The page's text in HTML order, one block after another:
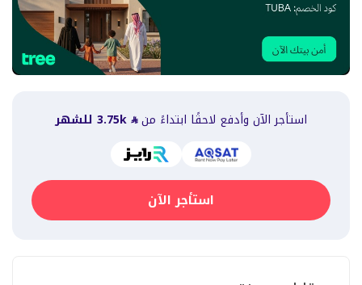
استأجر الآن وأدفع لاحقًا ابتداءً من 3.75k للشهر
استأجر الآن